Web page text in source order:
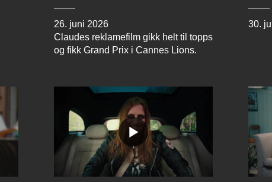
26. juni 2026
Claudes reklamefilm gikk helt til topps
og fikk Grand Prix i Cannes Lions.
30.